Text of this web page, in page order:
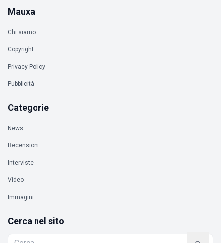
Mauxa
Chi siamo
Copyright
Privacy Policy
Pubblicità
Categorie
News
Recensioni
Interviste
Video
Immagini
Cerca nel sito